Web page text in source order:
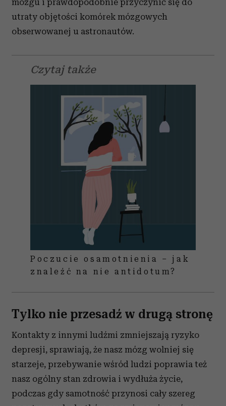
mózgu i prawdopodobnie przyczynić się do
utraty objętości komórek mózgowych
obserwowanej u astronautów.
Czytaj także
Poczucie osamotnienia – jak
znaleźć na nie antidotum?
Tylko nie przesadź w drugą stronę
Kontakty z innymi ludźmi zmniejszają ryzyko
depresji, sprawiają, że nasz mózg wolniej się
starzeje, przebywanie wśród ludzi poprawia też
nasz ogólny stan zdrowia i wydłuża życie,
podczas gdy samotność przynosi cały szereg